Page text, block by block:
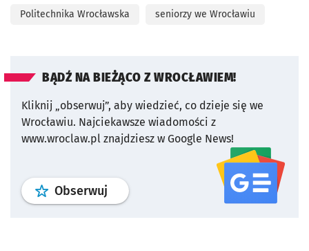
Politechnika Wrocławska seniorzy we Wrocławiu
BĄDŹ NA BIEŻĄCO Z WROCŁAWIEM!
Kliknij „obserwuj”, aby wiedzieć, co dzieje się we
Wrocławiu. Najciekawsze wiadomości z
www.wroclaw.pl znajdziesz w Google News!
Obserwuj profil serwisu